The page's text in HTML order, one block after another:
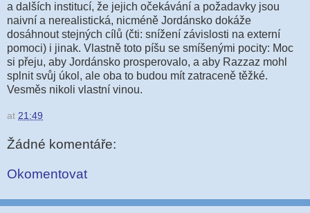
a dalších institucí, že jejich očekávání a požadavky jsou
naivní a nerealistická, nicméně Jordánsko dokáže
dosáhnout stejných cílů (čti: snížení závislosti na externí
pomoci) i jinak. Vlastně toto píšu se smíšenými pocity: Moc
si přeju, aby Jordánsko prosperovalo, a aby Razzaz mohl
splnit svůj úkol, ale oba to budou mít zatraceně těžké.
Vesměs nikoli vlastní vinou.
at 21:49
Žádné komentáře:
Okomentovat